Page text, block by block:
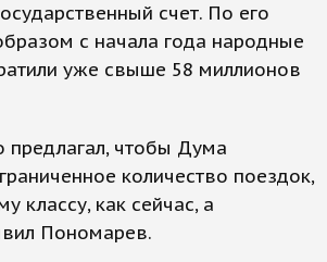
счет. По его
с начала года народные
уже свыше 58 миллионов
предлагал, чтобы Дума
количество поездок,
классу, как сейчас, а
Пономарев.